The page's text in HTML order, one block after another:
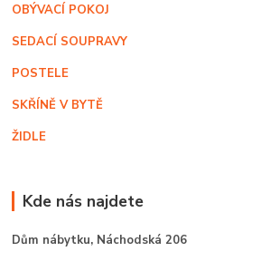
OBÝVACÍ POKOJ
SEDACÍ SOUPRAVY
POSTELE
SKŘÍNĚ V BYTĚ
ŽIDLE
Kde nás najdete
Dům nábytku, Náchodská 206